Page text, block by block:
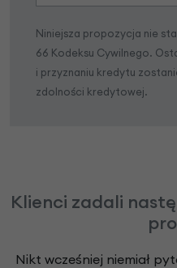
Niniejsza propozycja nie
66 Kodeksu Cywilnego.
i przyznaniu kredytu
zdolności kredytowej.
Klienci zadali
Nikt wcześniej niemiał